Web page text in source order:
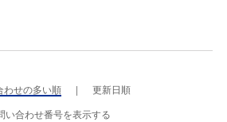
わせの多い順
更新日順
い合わせ番号を表示する